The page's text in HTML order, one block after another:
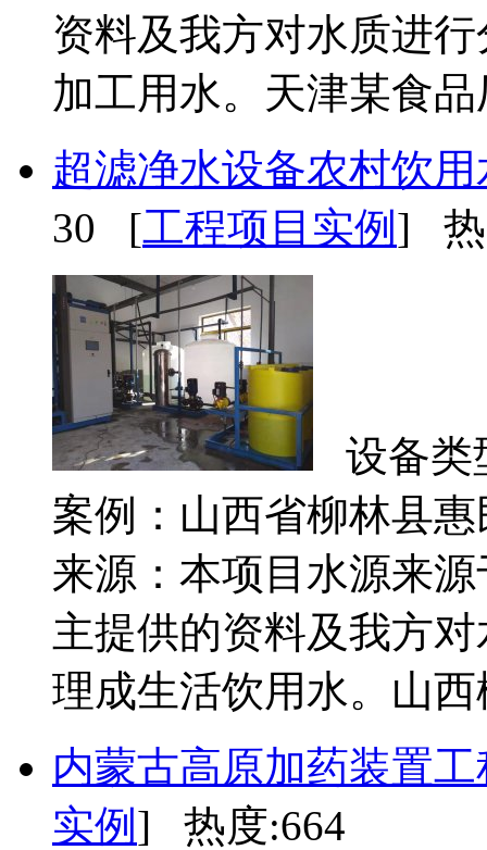
资料及我方对水质进
加工用水。天津某食
超滤净水设备农村饮
30 [工程项目实例 ] 热
设备类
案例：山西省柳林县
来源：本项目水源来
主提供的资料及我方
理成生活饮用水。山
内蒙古高原加药装置
实例 ] 热度:664